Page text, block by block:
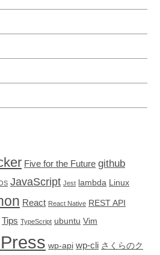
Five for the Future github
JavaScript Jest lambda Linux
React React Native REST API
Tips TypeScript ubuntu Vim
wp-api wp-cli さくらのク